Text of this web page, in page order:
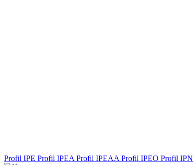
Profil IPE Profil IPEA Profil IPEAA Profil IPEO Profil IPN